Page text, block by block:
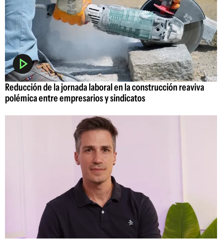
Reducción de la jornada laboral en la construcción reaviva
polémica entre empresarios y sindicatos